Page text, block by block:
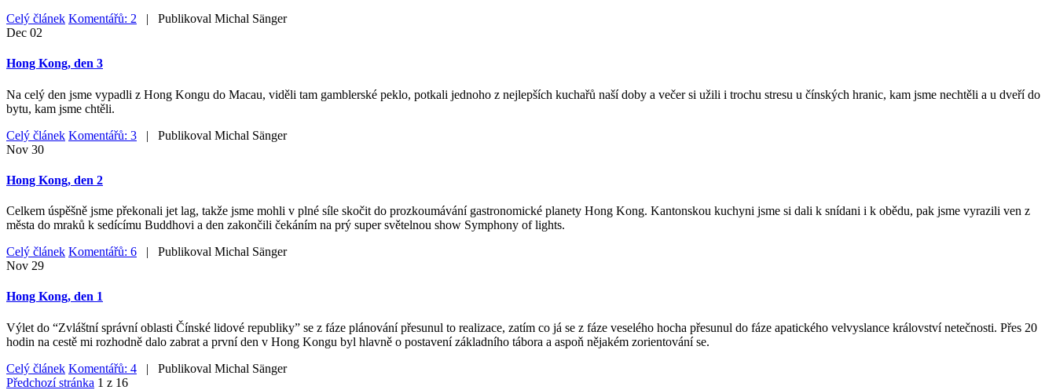
Celý článek Komentářů: 2 | Publikoval Michal Sänger
Dec 02
Hong Kong, den 3
Na celý den jsme vypadli z Hong Kongu do Macau, viděli tam gamblerské peklo, potkali jednoho z nejlepších kuchařů naší doby a večer si užili i trochu stresu u čínských hranic, kam jsme nechtěli a u dveří do
bytu, kam jsme chtěli.
Celý článek Komentářů: 3 | Publikoval Michal Sänger
Nov 30
Hong Kong, den 2
Celkem úspěšně jsme překonali jet lag, takže jsme mohli v plné síle skočit do prozkoumávání gastronomické planety Hong Kong. Kantonskou kuchyni jsme si dali k snídani i k obědu, pak jsme vyrazili ven z
města do mraků k sedícímu Buddhovi a den zakončili čekáním na prý super světelnou show Symphony of lights.
Celý článek Komentářů: 6 | Publikoval Michal Sänger
Nov 29
Hong Kong, den 1
Výlet do “Zvláštní správní oblasti Čínské lidové republiky” se z fáze plánování přesunul to realizace, zatím co já se z fáze veselého hocha přesunul do fáze apatického velvyslance království netečnosti. Přes 20
hodin na cestě mi rozhodně dalo zabrat a první den v Hong Kongu byl hlavně o postavení základního tábora a aspoň nějakém zorientování se.
Celý článek Komentářů: 4 | Publikoval Michal Sänger
Předchozí stránka 1 z 16